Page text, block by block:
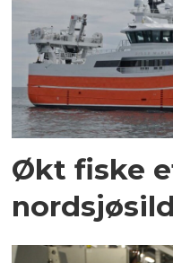
Økt fiske
nordsjøsild